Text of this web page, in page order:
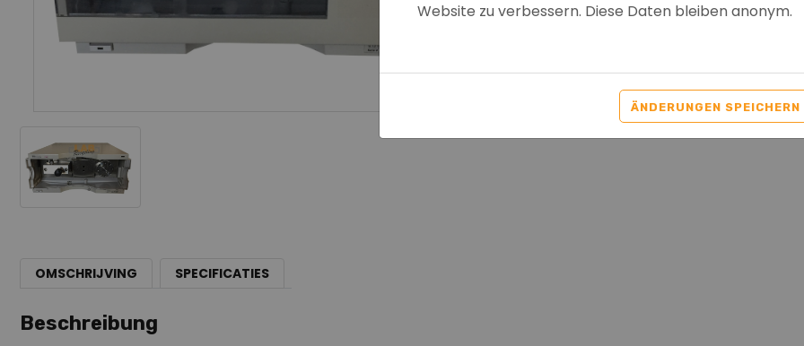
Website zu verbessern. Diese Daten bleiben anonym.
ÄNDERUNGEN SPEICHERN
OMSCHRIJVING SPECIFICATIES
Beschreibung